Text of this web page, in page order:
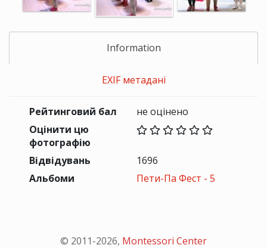
Information
EXIF метадані
Рейтинговий бал
не оцінено
Оцінити цю
фотографію
Відвідувань
1696
Альбоми
Пети-Па Фест - 5
© 2011-2026, Montessori Center